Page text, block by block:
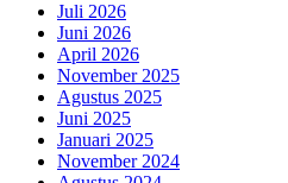
Juli 2026
Juni 2026
April 2026
November 2025
Agustus 2025
Juni 2025
Januari 2025
November 2024